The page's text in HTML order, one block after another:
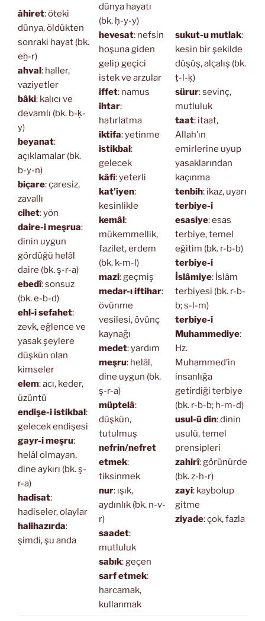
âhiret: öteki
dünya, öldükten
sonraki hayat (bk.
eḫ-r)
ahval: haller,
vaziyetler
bâki: kalıcı ve
devamlı (bk. b-ḳ-
y)
beyanat:
açıklamalar (bk.
b-y-n)
biçare: çaresiz,
zavallı
cihet: yön
daire-i meşrua:
dinin uygun
gördüğü helâl
daire (bk. ş-r-a)
ebedî: sonsuz
(bk. e-b-d)
ehl-i sefahet:
zevk, eğlence ve
yasak şeylere
düşkün olan
kimseler
elem: acı, keder,
üzüntü
endişe-i istikbal:
gelecek endişesi
gayr-i meşru:
helâl olmayan,
dine aykırı (bk. ş-
r-a)
hadisat:
hadiseler, olaylar
halihazırda:
şimdi, şu anda
dünya hayatı
(bk. ḥ-y-y)
hevesat: nefsin
hoşuna giden
gelip geçici
istek ve arzular
iffet: namus
ihtar:
hatırlatma
iktifa: yetinme
istikbal:
gelecek
kâfi: yeterli
kat’iyen:
kesinlikle
kemâl:
mükemmellik,
fazilet, erdem
(bk. k-m-l)
mazi: geçmiş
medar-ı iftihar:
övünme
vesilesi, övünç
kaynağı
medet: yardım
meşru: helâl,
dine uygun (bk.
ş-r-a)
müptelâ:
düşkün,
tutulmuş
nefrin/nefret
etmek:
tiksinmek
nur: ışık,
aydınlık (bk. n-v-
r)
saadet:
mutluluk
sabık: geçen
sarf etmek:
harcamak,
kullanmak
sukut-u mutlak:
kesin bir şekilde
düşüş, alçalış (bk.
ṭ-l-ḳ)
sürur: sevinç,
mutluluk
taat: itaat,
Allah’ın
emirlerine uyup
yasaklarından
kaçınma
tenbih: ikaz, uyarı
terbiye-i
esasiye: esas
terbiye, temel
eğitim (bk. r-b-b)
terbiye-i
İslâmiye: İslâm
terbiyesi (bk. r-b-
b; s-l-m)
terbiye-i
Muhammediye:
Hz.
Muhammed’in
insanlığa
getirdiği terbiye
(bk. r-b-b; ḥ-m-d)
usul-ü din: dinin
usulü, temel
prensipleri
zahirî: görünürde
(bk. ẓ-h-r)
zayi: kaybolup
gitme
ziyade: çok, fazla